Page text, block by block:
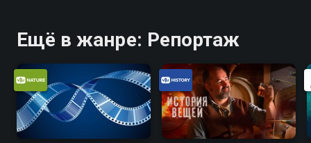
Ещё в жанре: Репортаж